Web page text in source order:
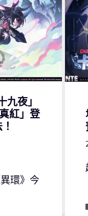
九夜」
紅」登
環》今